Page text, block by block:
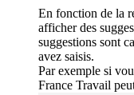
En fonction de la
afficher des
suggestions sont
avez saisis.
Par exemple si
France Travail